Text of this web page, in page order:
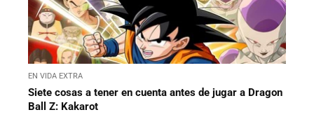
EN VIDA EXTRA
Siete cosas a tener en cuenta antes de jugar a Dragon
Ball Z: Kakarot